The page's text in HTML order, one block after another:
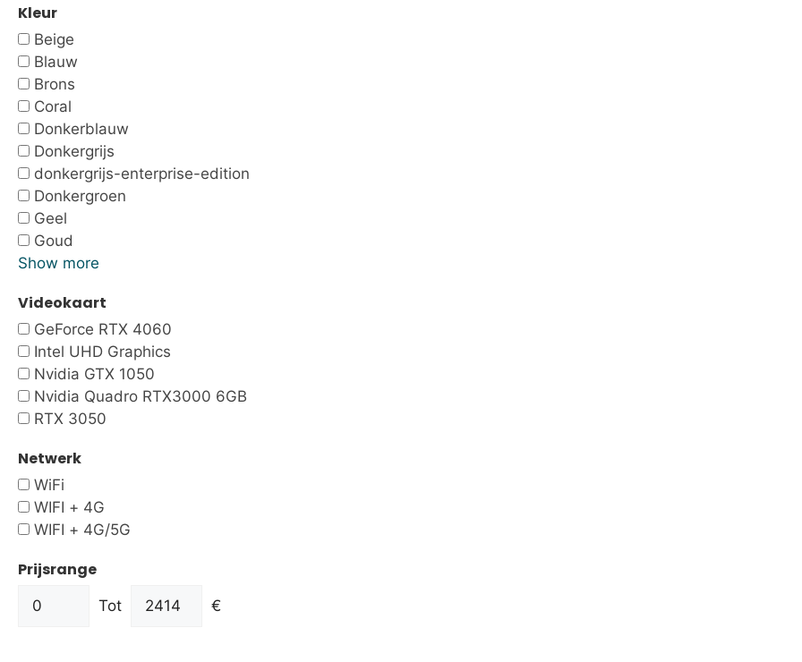
Kleur
Beige
Blauw
Brons
Coral
Donkerblauw
Donkergrijs
donkergrijs-enterprise-edition
Donkergroen
Geel
Goud
Show more
Videokaart
GeForce RTX 4060
Intel UHD Graphics
Nvidia GTX 1050
Nvidia Quadro RTX3000 6GB
RTX 3050
Netwerk
WiFi
WIFI + 4G
WIFI + 4G/5G
Prijsrange
Tot €